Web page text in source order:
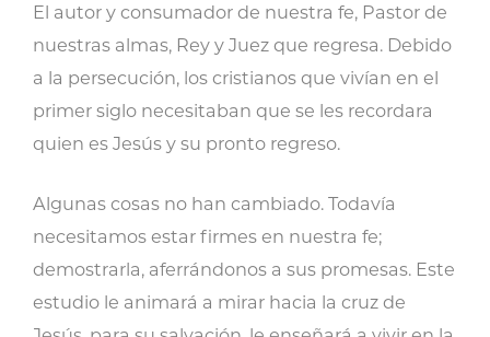
cantidad
El autor y consumador de nuestra fe, Pastor de
nuestras almas, Rey y Juez que regresa. Debido
a la persecución, los cristianos que vivían en el
primer siglo necesitaban que se les recordara
quien es Jesús y su pronto regreso.
Algunas cosas no han cambiado. Todavía
necesitamos estar firmes en nuestra fe;
demostrarla, aferrándonos a sus promesas. Este
estudio le animará a mirar hacia la cruz de